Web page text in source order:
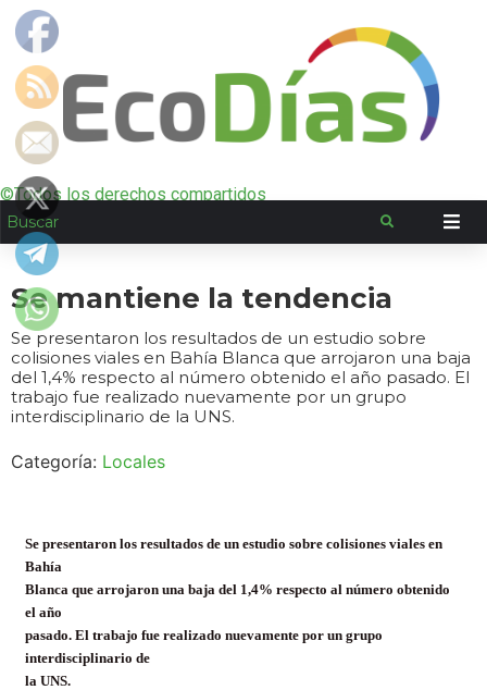
©Todos los derechos compartidos
Se mantiene la tendencia
Se presentaron los resultados de un estudio sobre
colisiones viales en Bahía Blanca que arrojaron una baja
del 1,4% respecto al número obtenido el año pasado. El
trabajo fue realizado nuevamente por un grupo
interdisciplinario de la UNS.
Categoría: Locales
Se presentaron los resultados de un estudio sobre colisiones viales en
Bahía
Blanca que arrojaron una baja del 1,4% respecto al número obtenido
el año
pasado. El trabajo fue realizado nuevamente por un grupo
interdisciplinario de
la UNS.